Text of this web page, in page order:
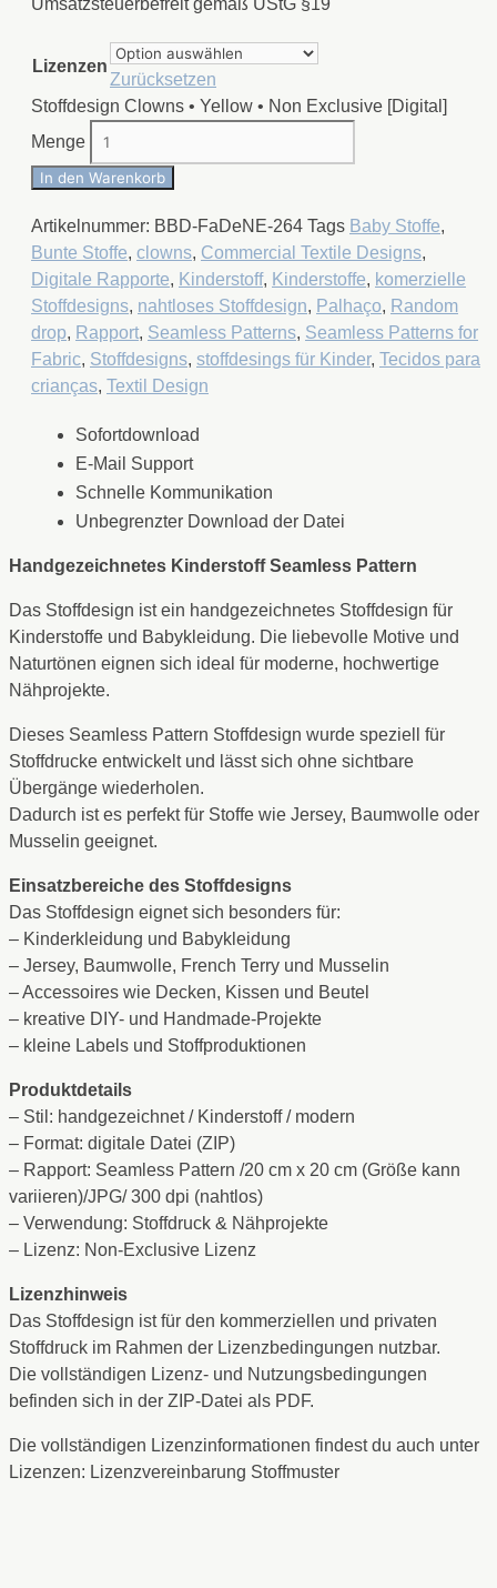
Umsatzsteuerbefreit gemäß UStG §19
Lizenzen
Zurücksetzen
Stoffdesign Clowns • Yellow • Non Exclusive [Digital]
Menge
In den Warenkorb
Artikelnummer: BBD-FaDeNE-264 Tags Baby Stoffe,
Bunte Stoffe, clowns, Commercial Textile Designs,
Digitale Rapporte, Kinderstoff, Kinderstoffe, komerzielle
Stoffdesigns, nahtloses Stoffdesign, Palhaço, Random
drop, Rapport, Seamless Patterns, Seamless Patterns for
Fabric, Stoffdesigns, stoffdesings für Kinder, Tecidos para
crianças, Textil Design
Sofortdownload
E-Mail Support
Schnelle Kommunikation
Unbegrenzter Download der Datei
Handgezeichnetes Kinderstoff Seamless Pattern
Das Stoffdesign ist ein handgezeichnetes Stoffdesign für
Kinderstoffe und Babykleidung. Die liebevolle Motive und
Naturtönen eignen sich ideal für moderne, hochwertige
Nähprojekte.
Dieses Seamless Pattern Stoffdesign wurde speziell für
Stoffdrucke entwickelt und lässt sich ohne sichtbare
Übergänge wiederholen.
Dadurch ist es perfekt für Stoffe wie Jersey, Baumwolle oder
Musselin geeignet.
Einsatzbereiche des Stoffdesigns
Das Stoffdesign eignet sich besonders für:
– Kinderkleidung und Babykleidung
– Jersey, Baumwolle, French Terry und Musselin
– Accessoires wie Decken, Kissen und Beutel
– kreative DIY- und Handmade-Projekte
– kleine Labels und Stoffproduktionen
Produktdetails
– Stil: handgezeichnet / Kinderstoff / modern
– Format: digitale Datei (ZIP)
– Rapport: Seamless Pattern /20 cm x 20 cm (Größe kann
variieren)/JPG/ 300 dpi (nahtlos)
– Verwendung: Stoffdruck & Nähprojekte
– Lizenz: Non-Exclusive Lizenz
Lizenzhinweis
Das Stoffdesign ist für den kommerziellen und privaten
Stoffdruck im Rahmen der Lizenzbedingungen nutzbar.
Die vollständigen Lizenz- und Nutzungsbedingungen
befinden sich in der ZIP-Datei als PDF.
Die vollständigen Lizenzinformationen findest du auch unter
Lizenzen: Lizenzvereinbarung Stoffmuster